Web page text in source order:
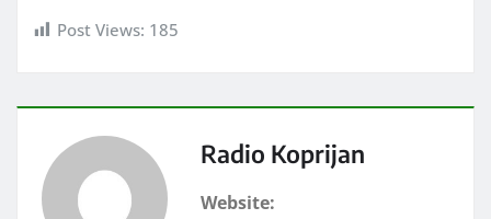
Post Views: 185
Radio Koprijan
Website: